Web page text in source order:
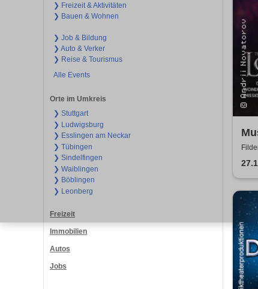
❯ Freizeit & Aktivitäten
❯ Bauen & Wohnen
❯ Job & Bildung
❯ Auto & Verker
❯ Reise & Tourismus
Alle Events
Orte im Umkreis
❯ Stuttgart
❯ Ludwigsburg
❯ Esslingen am Neckar
❯ Tübingen
❯ Sindelfingen
❯ Waiblingen
❯ Böblingen
❯ Leonberg
Freizeit
Immobilien
Autos
Jobs